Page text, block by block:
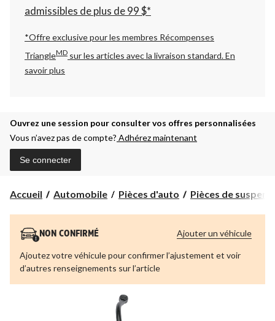
admissibles de plus de 99 $*
*Offre exclusive pour les membres Récompenses
TriangleMD sur les articles avec la livraison standard.En
savoir plus
Ouvrez une session pour consulter vos offres personnalisées
Vous n’avez pas de compte? Adhérez maintenant
Se connecter
Accueil Automobile Pièces d'auto Pièces de
NON CONFIRMÉ
Ajoutez votre véhicule pour confirmer l’ajustement et voir
d’autres renseignements sur l’article
Ajouter un véhicule